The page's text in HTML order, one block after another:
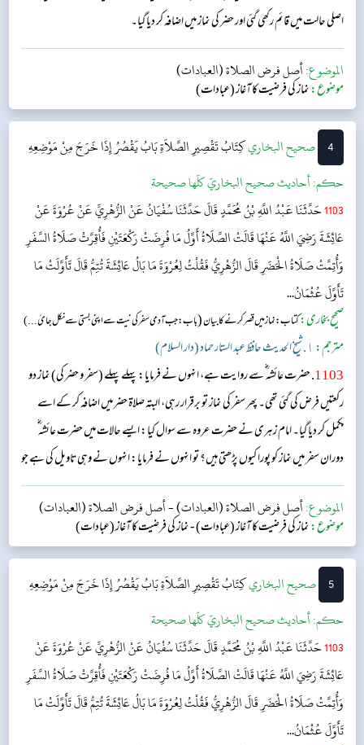
اصلی حالت میں قائم رکھی گئی اور حضر کی نماز میں اضافہ کر دیا گیا۔
الموضوع:أصل فرض الصلاة (العبادات)
موضوع:نماز کی فرضیت کا آغاز (عبادات)
4 ‌‌صحيح البخاريکِتَابُ تَقْصِيرِ الصَّلاَةِبَابُ يَقْصُرُ إِذَا خَرَجَ مِنْ مَوْضِعِهِ
حکم:أحاديث صحيح البخاريّ كلّها صحيحة
1103حَدَّثَنَا عَبْدُ اللَّهِ بْنُ مُحَمَّدٍ قَالَ حَدَّثَنَا سُفْيَانُ عَنْ الزُّهْرِيِّ عَنْ عُرْوَةَ عَنْ
عَائِشَةَ رَضِيَ اللَّهُ عَنْهَا قَالَتْ الصَّلَاةُ أَوَّلُ مَا فُرِضَتْ رَكْعَتَيْنِ فَأُقِرَّتْ صَلَاةُ السَّفَرِ
وَأُتِمَّتْ صَلَاةُ الْحَضَرِ قَالَ الزُّهْرِيُّ فَقُلْتُ لِعُرْوَةَ مَا بَالُ عَائِشَةَ تُتِمُّ قَالَ تَأَوَّلَتْ مَا
تَأَوَّلَ عُثْمَانُ...
صحیح بخاری:کتاب: نماز میں قصر کرنے کا بیان(باب: جب آدمی سفر کی نیت سے اپنی بستی سے نکل جائ...)
مترجم: ١. شیخ الحدیث حافظ عبد الستار حماد (دار السلام)
1103 . حضرت عائشہ‬ ؓ س‬ے روایت ہے، انہوں نے فرمایا: پہلے پہلے (سفر و حضر کی) نماز دو
رکعتیں فرض کی گئی تھی۔ پھر سفر کی نماز تو برقرار رہی، البتہ صلاۃ حضر میں اضافہ کر کے اسے
مکمل کر دیا گیا۔ امام زہری نے حضرت عروہ سے سوال کیا: ایسے حالات میں حضرت عائشہ‬ ؓ
د‬وران سفر میں نماز کو پورا کیوں پڑھتی ہیں؟ تو انہوں نے فرمایا: انہوں نے وہی تاویل کی ہے جو
حضرت عثمان ؓ کرتے تھے۔...
الموضوع:أصل فرض الصلاة (العبادات)-أصل فرض الصلاة (العبادات)
موضوع:نماز کی فرضیت کا آغاز (عبادات)-نماز کی فرضیت کا آغاز (عبادات)
5 ‌‌صحيح البخاريکِتَابُ تَقْصِيرِ الصَّلاَةِبَابُ يَقْصُرُ إِذَا خَرَجَ مِنْ مَوْضِعِهِ
حکم:أحاديث صحيح البخاريّ كلّها صحيحة
1103حَدَّثَنَا عَبْدُ اللَّهِ بْنُ مُحَمَّدٍ قَالَ حَدَّثَنَا سُفْيَانُ عَنْ الزُّهْرِيِّ عَنْ عُرْوَةَ عَنْ
عَائِشَةَ رَضِيَ اللَّهُ عَنْهَا قَالَتْ الصَّلَاةُ أَوَّلُ مَا فُرِضَتْ رَكْعَتَيْنِ فَأُقِرَّتْ صَلَاةُ السَّفَرِ
وَأُتِمَّتْ صَلَاةُ الْحَضَرِ قَالَ الزُّهْرِيُّ فَقُلْتُ لِعُرْوَةَ مَا بَالُ عَائِشَةَ تُتِمُّ قَالَ تَأَوَّلَتْ مَا
تَأَوَّلَ عُثْمَانُ...